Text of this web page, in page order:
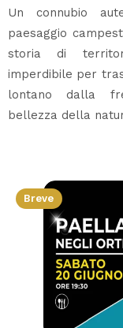
Un connubio
paesaggio
storia di
imperdibile per
lontano dalla
bellezza della
Breve